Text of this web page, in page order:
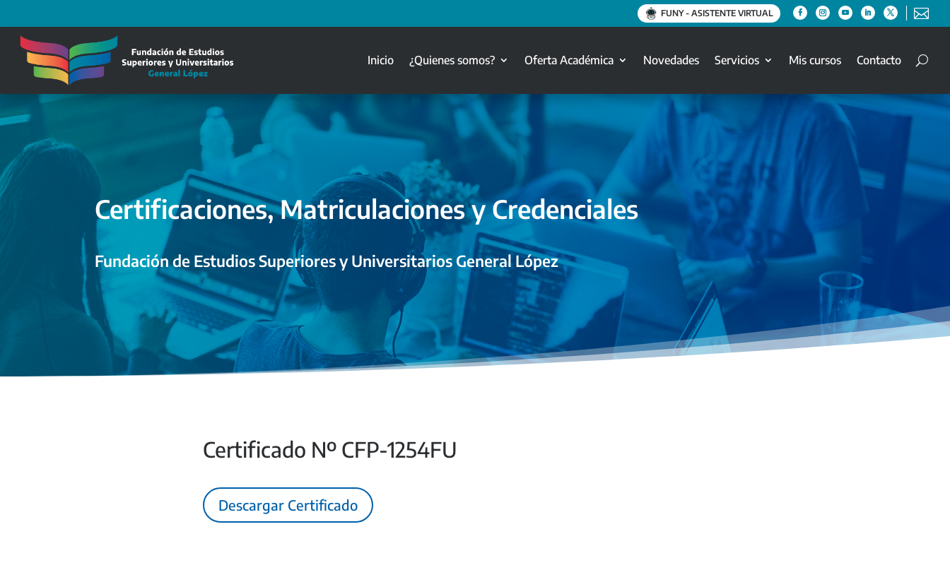
FUNY - ASISTENTE VIRTUAL 
Inicio ¿Quienes somos? Oferta Académica Novedades Servicios Mis cursos Contacto
Certificaciones, Matriculaciones y Credenciales
Fundación de Estudios Superiores y Universitarios General López
Certificado Nº CFP-1254FU
Descargar Certificado